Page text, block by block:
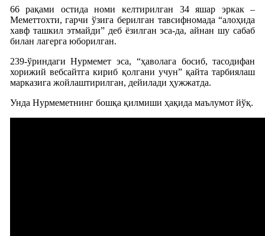
66 рақами остида номи келтирилган 34 яшар эркак –
Меметтохти, гарчи ўзига берилган тавсифномада “алоҳида
хавф ташкил этмайди” деб ёзилган эса-да, айнан шу сабаб
билан лагерга юборилган.
239-ўриндаги Нурмемет эса, “ҳаволага босиб, тасодифан
хорижий вебсайтга кириб қолгани учун” қайта тарбиялаш
марказига жойлаштирилган, дейилади ҳужжатда.
Унда Нурмеметнинг бошқа қилмиши ҳақида маълумот йўқ.